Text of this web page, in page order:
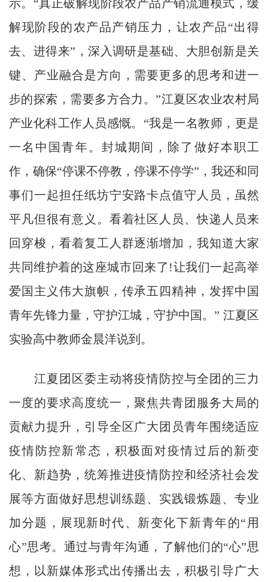
示。“真正破解现阶段农产品产销流通模式，缓
解现阶段的农产品产销压力，让农产品“出得
去、进得来”，深入调研是基础、大胆创新是关
键、产业融合是方向，需要更多的思考和进一
步的探索，需要多方合力。”江夏区农业农村局
产业化科工作人员感慨。“我是一名教师，更是
一名中国青年。封城期间，除了做好本职工
作，确保“停课不停教，停课不停学”，我还和同
事们一起担任纸坊宁安路卡点值守人员，虽然
平凡但很有意义。看着社区人员、快递人员来
回穿梭，看着复工人群逐渐增加，我知道大家
共同维护着的这座城市回来了!让我们一起高举
爱国主义伟大旗帜，传承五四精神，发挥中国
青年先锋力量，守护江城，守护中国。” 江夏区
实验高中教师金晨洋说到。
江夏团区委主动将疫情防控与全团的三力
一度的要求高度统一，聚焦共青团服务大局的
贡献力提升，引导全区广大团员青年围绕适应
疫情防控新常态，积极面对疫情过后的新变
化、新趋势，统筹推进疫情防控和经济社会发
展等方面做好思想训练题、实践锻炼题、专业
加分题，展现新时代、新变化下新青年的“用
心”思考。通过与青年沟通，了解他们的“心”思
想，以新媒体形式出传播出去，积极引导广大